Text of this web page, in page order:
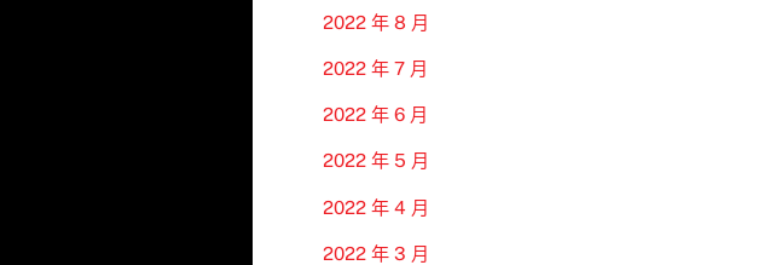
2022 年 8 月
2022 年 7 月
2022 年 6 月
2022 年 5 月
2022 年 4 月
2022 年 3 月